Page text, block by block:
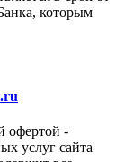
которым
офертой -
услуг сайта